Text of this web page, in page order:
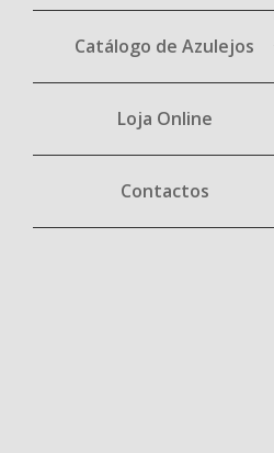
Catálogo de Azulejos
Loja Online
Contactos